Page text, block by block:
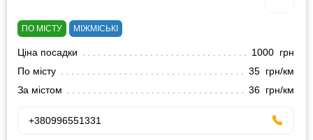
ПО МІСТУ МІЖМІСЬКІ
Ціна посадки
1000 грн
По місту
35 грн/км
За містом
36 грн/км
+380996551331